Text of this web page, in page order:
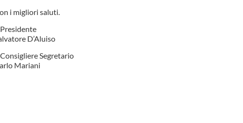
i migliori saluti.
D’Aluiso
Segretario
Mariani